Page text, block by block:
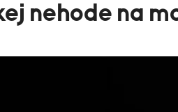
nehode na